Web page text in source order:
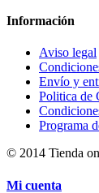
Información
Aviso legal
Envío y
Politica de
Programa
© 2014 Tienda
Mi cuenta